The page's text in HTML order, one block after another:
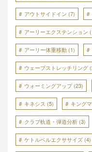
アウトサイドイン (7)
アーリーエクステンション
アーリー体重移動 (1)
ウェーブストレッチリング
ウォーミングアップ(23)
キネシス (5) キング
クラブ軌道・弾道分析 (3)
ケトルベルエクササイズ (4)